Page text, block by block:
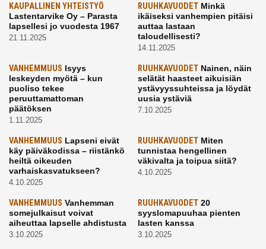
KAUPALLINEN YHTEISTYÖ
Lastentarvike Oy – Parasta
lapsellesi jo vuodesta 1967
21.11.2025
RUUHKAVUODETMinkä
ikäiseksi vanhempien pitäisi
auttaa lastaan
taloudellisesti?
14.11.2025
VANHEMMUUS Isyys
leskeyden myötä – kun
puoliso tekee
peruuttamattoman
päätöksen
1.11.2025
RUUHKAVUODETNainen, näin
selätät haasteet aikuisiän
ystävyyssuhteissa ja löydät
uusia ystäviä
7.10.2025
VANHEMMUUS Lapseni eivät
käy päiväkodissa – riistänkö
heiltä oikeuden
varhaiskasvatukseen?
4.10.2025
RUUHKAVUODETMiten
tunnistaa hengellinen
väkivalta ja toipua siitä?
4.10.2025
VANHEMMUUS Vanhemman
somejulkaisut voivat
aiheuttaa lapselle ahdistusta
3.10.2025
RUUHKAVUODET20
syyslomapuuhaa pienten
lasten kanssa
3.10.2025